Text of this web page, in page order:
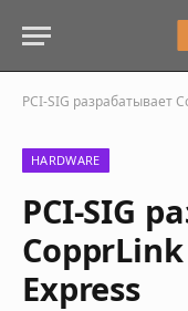
PCI-SIG разрабатывает
HARDWARE
PCI-SIG
Express